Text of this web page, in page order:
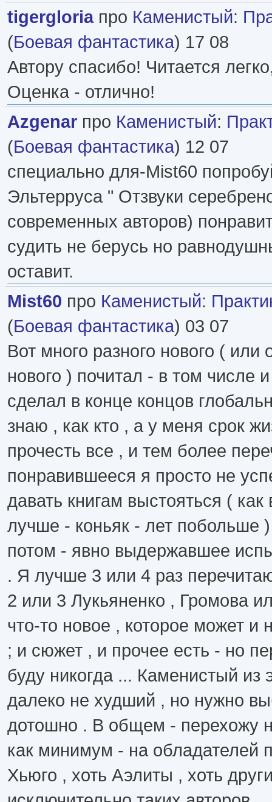
tigergloriaпро Каменистый:
(Боевая фантастика) 17 08
Автору спасибо! Читается
Оценка - отлично!
Azgenar про Каменистый:
(Боевая фантастика) 12 07
специально для-Mist60
Эльтерруса " Отзвуки
современных авторов)
судить не берусь но
оставит.
Mist60 про Каменистый:
(Боевая фантастика) 03 07
Вот много разного нового ( или
нового ) почитал - в том числе
сделал в конце концов
знаю , как кто , а у меня срок
прочесть все , и тем более
понравившееся я просто не
давать книгам выстояться (
лучше - коньяк - лет побольше
потом - явно выдержавшее
. Я лучше 3 или 4 раз
2 или 3 Лукьяненко , Громова
что-то новое , которое может и
; и сюжет , и прочее есть - но
буду никогда ... Каменистый из
далеко не худший , но нужно
дотошно . В общем - перехожу
как минимум - на обладателей
Хьюго , хоть Аэлиты , хоть